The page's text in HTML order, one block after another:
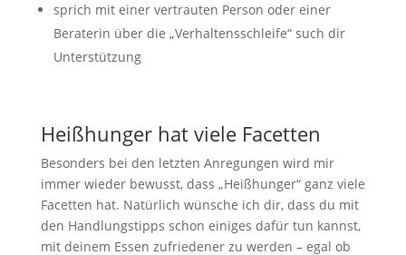
sprich mit einer vertrauten Person oder einer
Beraterin über die „Verhaltensschleife“ such dir
Unterstützung
Heißhunger hat viele Facetten
Besonders bei den letzten Anregungen wird mir
immer wieder bewusst, dass „Heißhunger“ ganz viele
Facetten hat. Natürlich wünsche ich dir, dass du mit
den Handlungstipps schon einiges dafür tun kannst,
mit deinem Essen zufriedener zu werden – egal ob